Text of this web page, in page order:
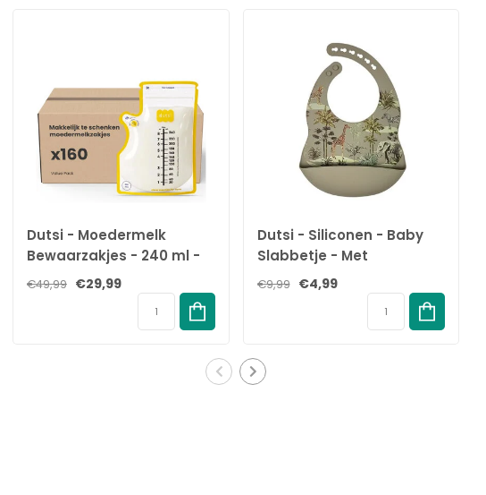
Dutsi - Moedermelk
Bewaarzakjes - 240 ml -
160 stuks – Lekvrije
borstvoeding zakjes met
dubbele sluiting – BPA-vrij
schenktuit - Recyclebaar
€49,99 €29,99
Dutsi - Siliconen - Baby
Slabbetje - Met
opvangbakje - Safari -
€9,99 €4,99